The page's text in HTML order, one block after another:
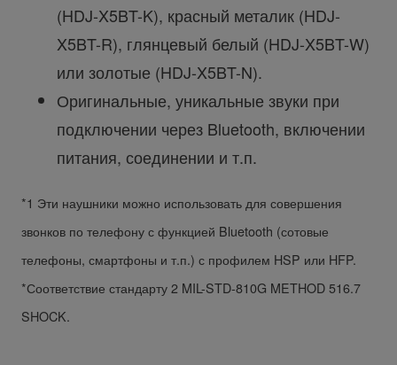
(HDJ-X5BT-K), красный металик (HDJ-
X5BT-R), глянцевый белый (HDJ-X5BT-W)
или золотые (HDJ-X5BT-N).
Оригинальные, уникальные звуки при
подключении через Bluetooth, включении
питания, соединении и т.п.
*1 Эти наушники можно использовать для совершения
звонков по телефону с функцией Bluetooth (сотовые
телефоны, смартфоны и т.п.) с профилем HSP или HFP.
*Соответствие стандарту 2 MIL-STD-810G METHOD 516.7
SHOCK.